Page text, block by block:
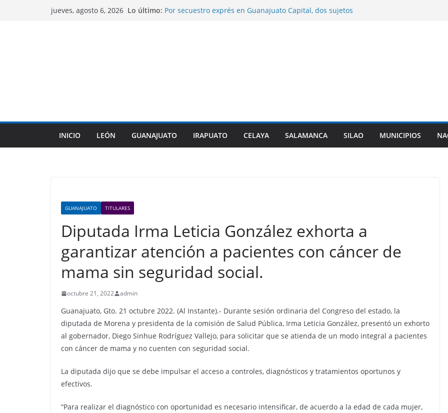
jueves, agosto 6, 2026 Lo último: Por secuestro exprés en Guanajuato Capital, dos sujetos
INICIO LEÓN GUANAJUATO IRAPUATO CELAYA SALAMANCA SILAO MUNICIPIOS
GUANAJUATO TITULARES
Diputada Irma Leticia González exhorta a
garantizar atención a pacientes con cáncer de
mama sin seguridad social.
octubre 21, 2022 admin
Guanajuato, Gto. 21 octubre 2022. (Al Instante).- Durante sesión ordinaria del Congreso del estado, la
diputada de Morena y presidenta de la comisión de Salud Pública, Irma Leticia González, presentó un exhorto
al gobernador, Diego Sinhue Rodríguez Vallejo, para solicitar que se atienda de un modo integral a pacientes
con cáncer de mama y no cuenten con seguridad social.
La diputada dijo que se debe impulsar el acceso a controles, diagnósticos y tratamientos oportunos y
efectivos.
“Para realizar el diagnóstico con oportunidad es necesario intensificar, de acuerdo a la edad de cada mujer,